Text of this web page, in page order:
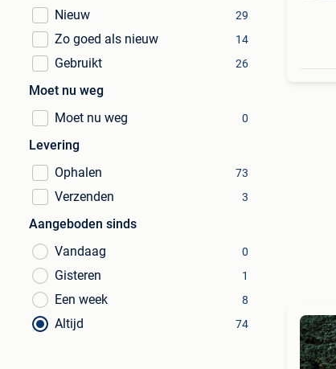
Nieuw
29
Zo goed als nieuw 14
Gebruikt 26
Moet nu weg
Moet nu weg
0
Levering
Ophalen
73
Verzenden 3
Aangeboden sinds
Vandaag
0
Gisteren 1
Een week 8
Altijd 74